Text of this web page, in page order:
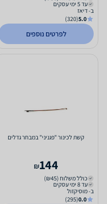
עד 5 ימי עסקים
ב- דיאז
5.0
(320)
לפרטים נוספים
קשת לכינור "פגניני" במבחר גדלים
144
₪
כולל משלוח (₪45)
עד 8 ימי עסקים
ב- מוסיקזול
0.0
(295)